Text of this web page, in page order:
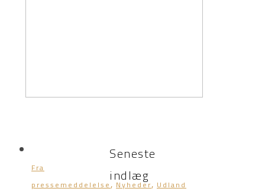
Fra
pressemeddelelse,Nyheder, Udland
Seneste
indlæg